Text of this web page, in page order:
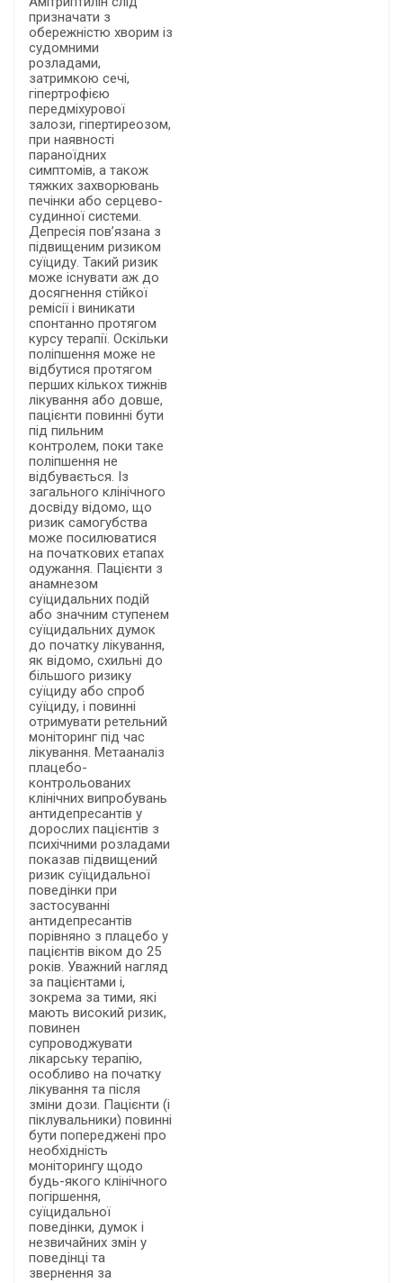
призначати з
обережністю хворим із
судомними
розладами,
затримкою сечі,
гіпертрофією
передміхурової
залози, гіпертиреозом,
при наявності
параноїдних
симптомів, а також
тяжких захворювань
печінки або серцево-
судинної системи.
Депресія пов’язана з
підвищеним ризиком
суїциду. Такий ризик
може існувати аж до
досягнення стійкої
ремісії і виникати
спонтанно протягом
курсу терапії. Оскільки
поліпшення може не
відбутися протягом
перших кількох тижнів
лікування або довше,
пацієнти повинні бути
під пильним
контролем, поки таке
поліпшення не
відбувається. Із
загального клінічного
досвіду відомо, що
ризик самогубства
може посилюватися
на початкових етапах
одужання. Пацієнти з
анамнезом
суїцидальних подій
або значним ступенем
суїцидальних думок
до початку лікування,
як відомо, схильні до
більшого ризику
суїциду або спроб
суїциду, і повинні
отримувати ретельний
моніторинг під час
лікування. Метааналіз
плацебо-
контрольованих
клінічних випробувань
антидепресантів у
дорослих пацієнтів з
психічними розладами
показав підвищений
ризик суїцидальної
поведінки при
застосуванні
антидепресантів
порівняно з плацебо у
пацієнтів віком до 25
років. Уважний нагляд
за пацієнтами і,
зокрема за тими, які
мають високий ризик,
повинен
супроводжувати
лікарську терапію,
особливо на початку
лікування та після
зміни дози. Пацієнти (і
піклувальники) повинні
бути попереджені про
необхідність
моніторингу щодо
будь-якого клінічного
погіршення,
суїцидальної
поведінки, думок і
незвичайних змін у
поведінці та
звернення за